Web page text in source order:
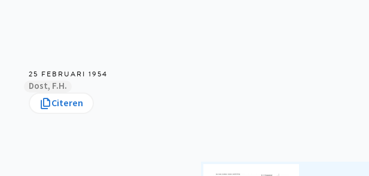
25 FEBRUARI 1954
Dost, F.H.
Citeren